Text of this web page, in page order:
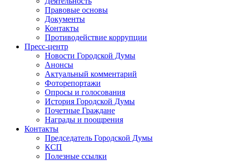
Правовые основы
Документы
Контакты
Противодействие коррупции
Пресс-центр
Новости Городской Думы
Анонсы
Актуальный комментарий
Фоторепортажи
Опросы и голосования
История Городской Думы
Почетные Граждане
Награды и поощрения
Контакты
Председатель Городской Думы
КСП
Полезные ссылки